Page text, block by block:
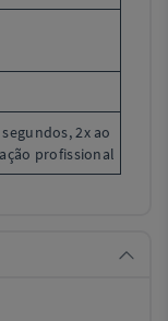
2x ao
profissional